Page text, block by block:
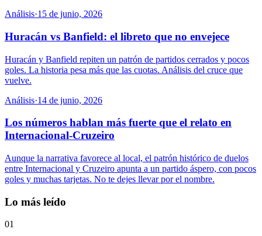
Análisis·15 de junio, 2026
Huracán vs Banfield: el libreto que no envejece
Huracán y Banfield repiten un patrón de partidos cerrados y pocos
goles. La historia pesa más que las cuotas. Análisis del cruce que
vuelve.
Análisis·14 de junio, 2026
Los números hablan más fuerte que el relato en
Internacional-Cruzeiro
Aunque la narrativa favorece al local, el patrón histórico de duelos
entre Internacional y Cruzeiro apunta a un partido áspero, con pocos
goles y muchas tarjetas. No te dejes llevar por el nombre.
Lo más leído
01